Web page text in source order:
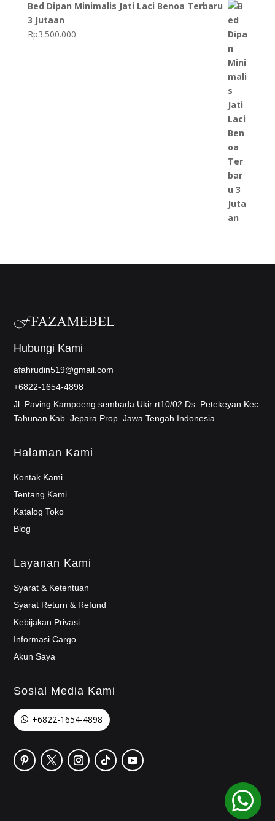
Bed Dipan Minimalis Jati Laci Benoa Terbaru
3 Jutaan
Rp3.500.000
Hubungi Kami
afahrudin519@gmail.com
+6822-1654-4898
Jl. Paving Kampoeng sembada Ukir rt10/02 Ds. Petekeyan Kec.
Tahunan Kab. Jepara Prop. Jawa Tengah Indonesia
Halaman Kami
Kontak Kami
Tentang Kami
Katalog Toko
Blog
Layanan Kami
Syarat & Ketentuan
Syarat Return & Refund
Kebijakan Privasi
Informasi Cargo
Akun Saya
Sosial Media Kami
+6822-1654-4898
